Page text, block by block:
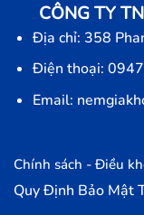
CÔNG TY
Địa chỉ: 358
Điện thoại:
Email:
Chính sách - Điều
Quy Định Bảo Mật